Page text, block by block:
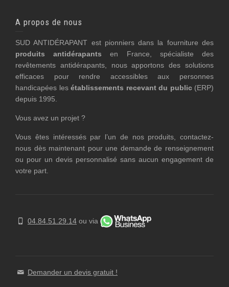
A propos de nous
SUD ANTIDÉRAPANT est pionniers dans la fourniture des
produits antidérapants en France, spécialiste des
revêtements antidérapants, nous apportons des solutions
efficaces pour rendre accessibles aux personnes
handicapées les établissements recevant du public(ERP)
depuis 1995.
Vous avez un projet ?
Vous êtes intéressés par l’un de nos produits, contactez-
nous dès maintenant pour une demande de renseignement
ou pour un devis personnalisé sans aucun engagement de
votre part.
04.84.51.29.14 ou via
Demander un devis gratuit !